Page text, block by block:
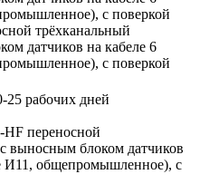
трёхканальный
датчиков на кабеле 6
с поверкой
25 рабочих дней